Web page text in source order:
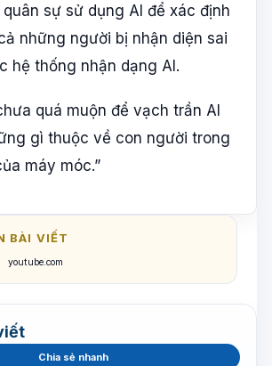
sự sử dụng AI để xác định
những người bị nhận diện sai
hệ thống nhận dạng AI.
quá muộn để vạch trần AI
gì thuộc về con người trong
máy móc.”
BÀI VIẾT
youtube.com
Chia sẻ nhanh